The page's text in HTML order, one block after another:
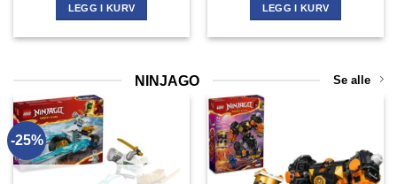
LEGG I KURV LEGG I KURV
NINJAGO Se alle
-25%